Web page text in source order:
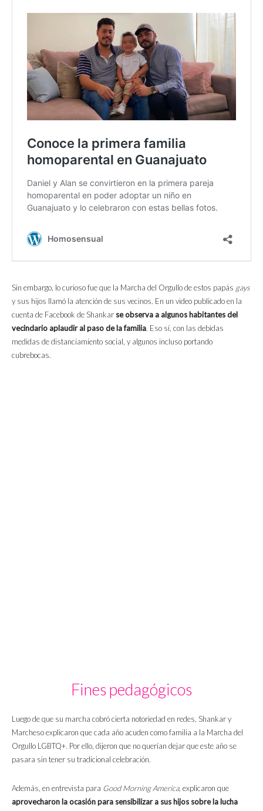
Sin embargo, lo curioso fue que la Marcha del Orgullo de estos papás gays
y sus hijos llamó la atención de sus vecinos. En un video publicado en la
cuenta de Facebook de Shankar se observa a algunos habitantes del
vecindario aplaudir al paso de la familia. Eso sí, con las debidas
medidas de distanciamiento social, y algunos incluso portando
cubrebocas.
Fines pedagógicos
Luego de que su marcha cobró cierta notoriedad en redes, Shankar y
Marcheso explicaron que cada año acuden como familia a la Marcha del
Orgullo LGBTQ+. Por ello, dijeron que no querían dejar que este año se
pasara sin tener su tradicional celebración.
Además, en entrevista para Good Morning America, explicaron que
aprovecharon la ocasión para sensibilizar a sus hijos sobre la lucha